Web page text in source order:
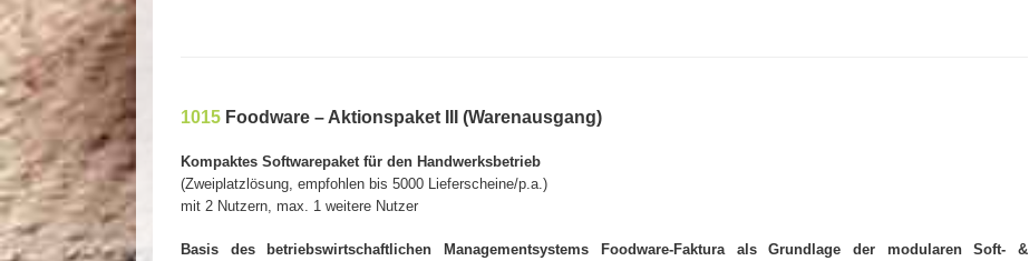
1015 Foodware – Aktionspaket III (Warenausgang)
Kompaktes Softwarepaket für den Handwerksbetrieb
(Zweiplatzlösung, empfohlen bis 5000 Lieferscheine/p.a.)
mit 2 Nutzern, max. 1 weitere Nutzer
Basis des betriebswirtschaftlichen Managementsystems Foodware-Faktura als Grundlage der modularen Soft- &